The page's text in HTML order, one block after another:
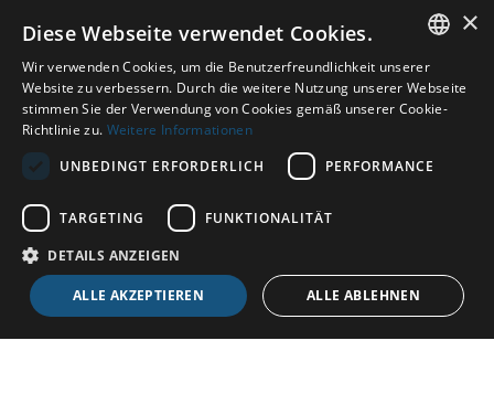
Kontaktlose Anmeldung
Es ist möglich, die kontaktlose Registrierung in Ihre
Gesichtserkennungsterminals werden häufig an
Hygieneschleusen oder beim Zugang zu Laboren
eingesetzt, um eine berührungslose Zugangskontrolle
zu ermöglichen. Es ist auch möglich, dies z.B. mit einer
Temperaturkontrolle der Mitarbeiter zu kombinieren.
ENGLISH
DUTCH
×
Diese Webseite verwendet Cookies.
Wir verwenden Cookies, um die Benutzerfreundlichkeit unserer
Website zu verbessern. Durch die weitere Nutzung unserer Webseite
stimmen Sie der Verwendung von Cookies gemäß unserer Cookie-
Richtlinie zu. Weitere Informationen
UNBEDINGT ERFORDERLICH
PERFORMANCE
TARGETING FUNKTIONALITÄT
DETAILS ANZEIGEN
ALLE AKZEPTIEREN ALLE ABLEHNEN